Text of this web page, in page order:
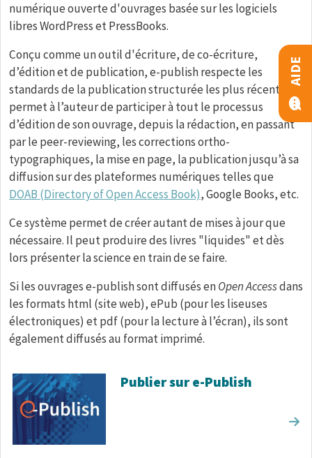
numérique ouverte d'ouvrages basée sur les logiciels
libres WordPress et PressBooks.
Conçu comme un outil d'écriture, de co-écriture,
d’édition et de publication, e-publish respecte les
standards de la publication structurée les plus récents et
permet à l’auteur de participer à tout le processus
d’édition de son ouvrage, depuis la rédaction, en passant
par le peer-reviewing, les corrections ortho-
typographiques, la mise en page, la publication jusqu’à sa
diffusion sur des plateformes numériques telles que
DOAB (Directory of Open Access Book), Google Books, etc.
Ce système permet de créer autant de mises à jour que
nécessaire. Il peut produire des livres "liquides" et dès
lors présenter la science en train de se faire.
Si les ouvrages e-publish sont diffusés enOpen Accessdans
les formats html (site web), ePub (pour les liseuses
électroniques) et pdf (pour la lecture à l’écran), ils sont
également diffusés au format imprimé.
Publier sur e-Publish
AIDE